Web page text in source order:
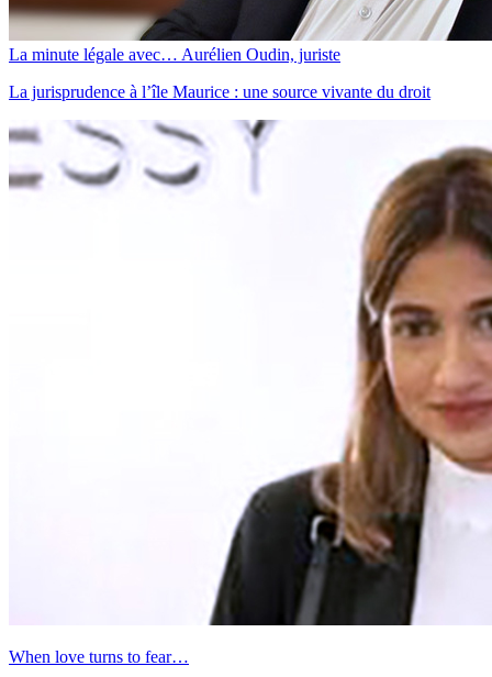
La minute légale avec… Aurélien Oudin, juriste
La jurisprudence à l’île Maurice : une source vivante du droit
When love turns to fear…